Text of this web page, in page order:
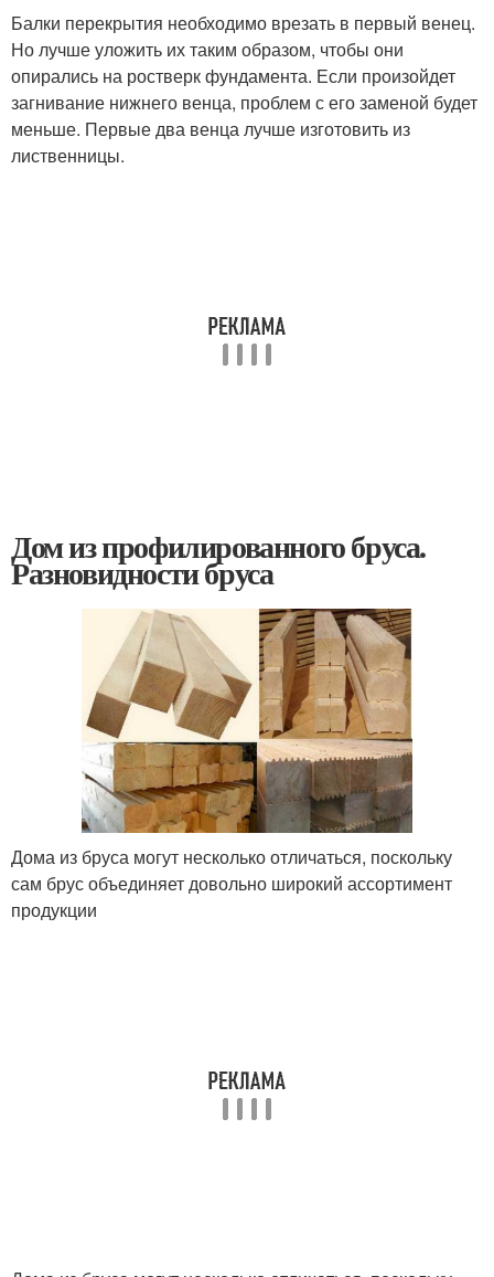
Балки перекрытия необходимо врезать в первый венец.
Но лучше уложить их таким образом, чтобы они
опирались на ростверк фундамента. Если произойдет
загнивание нижнего венца, проблем с его заменой будет
меньше. Первые два венца лучше изготовить из
лиственницы.
Дом из профилированного бруса.
Разновидности бруса
Дома из бруса могут несколько отличаться, поскольку
сам брус объединяет довольно широкий ассортимент
продукции